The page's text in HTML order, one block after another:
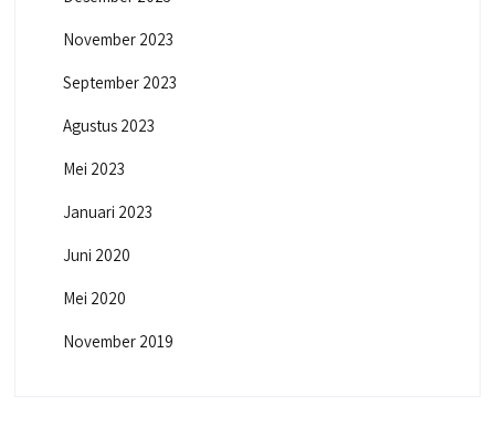
November 2023
September 2023
Agustus 2023
Mei 2023
Januari 2023
Juni 2020
Mei 2020
November 2019